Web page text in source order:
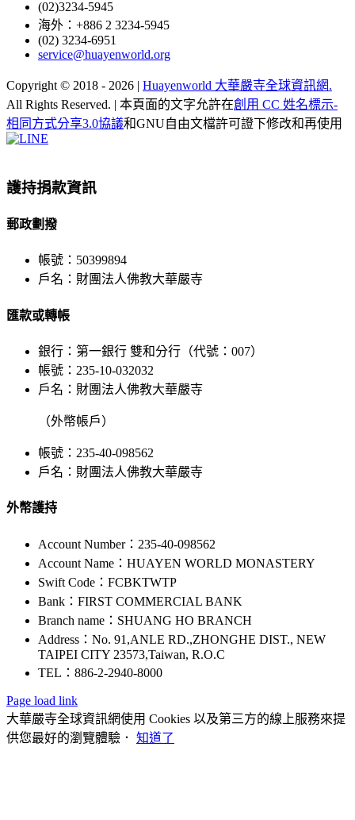
(02)3234-5945
海外：+886 2 3234-5945
(02) 3234-6951
service@huayenworld.org
Copyright © 2018 - 2026 | Huayenworld 大華嚴寺全球資訊網.
All Rights Reserved. | 本頁面的文字允許在創用 CC 姓名標示-
相同方式分享3.0協議和GNU自由文檔許可證下修改和再使用
Facebook
X
WeChat
YouTube
LINE
Bar
Area
護持捐款資訊
郵政劃撥
帳號：50399894
戶名：財團法人佛教大華嚴寺
匯款或轉帳
銀行：第一銀行 雙和分行（代號：007）
帳號：235-10-032032
戶名：財團法人佛教大華嚴寺
（外幣帳戶）
帳號：235-40-098562
戶名：財團法人佛教大華嚴寺
外幣護持
Account Number：235-40-098562
Account Name：HUAYEN WORLD MONASTERY
Swift Code：FCBKTWTP
Bank：FIRST COMMERCIAL BANK
Branch name：SHUANG HO BRANCH
Address：No. 91,ANLE RD.,ZHONGHE DIST., NEW
TAIPEI CITY 23573,Taiwan, R.O.C
TEL：886-2-2940-8000
Page load link
大華嚴寺全球資訊網使用 Cookies 以及第三方的線上服務來提
供您最好的瀏覽體驗． 知道了